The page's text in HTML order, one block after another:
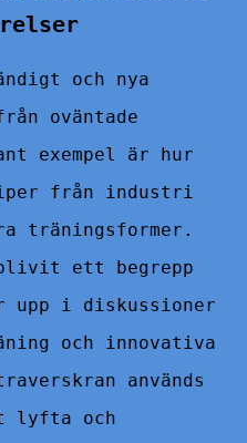
och nya
oväntade
exempel är hur
från industri
träningsformer.
ett begrepp
upp i diskussioner
och innovativa
används
lyfta och